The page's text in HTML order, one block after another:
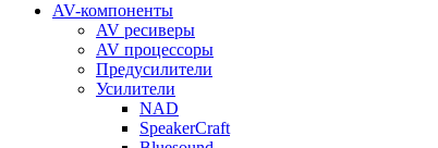
AV-компоненты
AV ресиверы
AV процессоры
Предусилители
Усилители
NAD
SpeakerCraft